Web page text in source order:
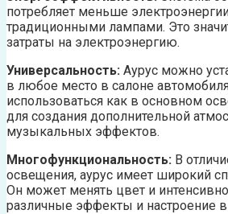
потребляет меньше
традиционными лампами. Это
затраты на электроэнергию.
Универсальность: Аурус можно
в любое место в салоне
использоваться как в основном
для создания дополнительной
музыкальных эффектов.
Многофункциональность: В
освещения, аурус имеет широкий
Он может менять цвет и
различные эффекты и настроение